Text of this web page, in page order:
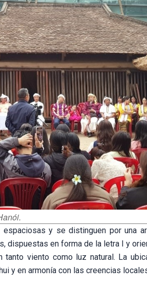
y se distinguen por una
dispuestas en forma de la letra I y
tanto viento como luz natural. La
y en armonía con las creencias